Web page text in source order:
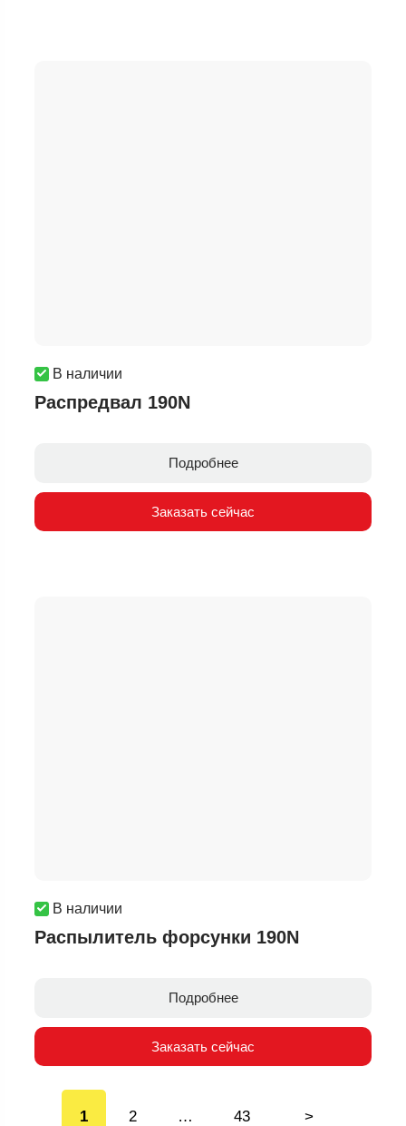
В наличии
Распредвал 190N
Подробнее
Заказать сейчас
В наличии
Распылитель форсунки 190N
Подробнее
Заказать сейчас
1 2 … 43 >